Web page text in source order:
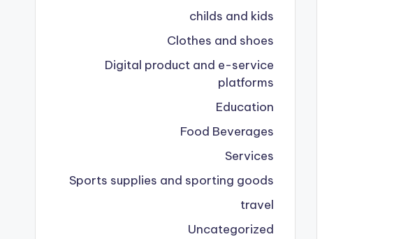
childs and kids
Clothes and shoes
Digital product and e-service
platforms
Education
Food Beverages
Services
Sports supplies and sporting goods
travel
Uncategorized